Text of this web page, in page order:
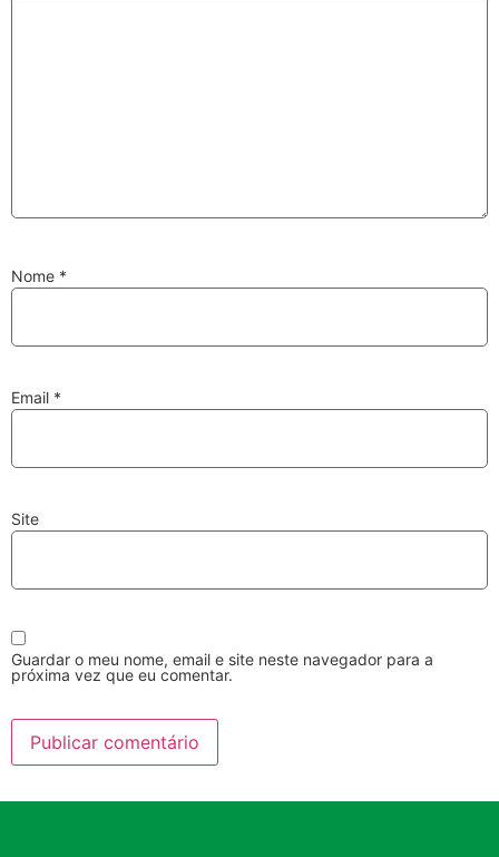
Nome *
Email *
Site
Guardar o meu nome, email e site neste navegador para a
próxima vez que eu comentar.
Velas Lâmpadas
com Aspiração e de
Interiores